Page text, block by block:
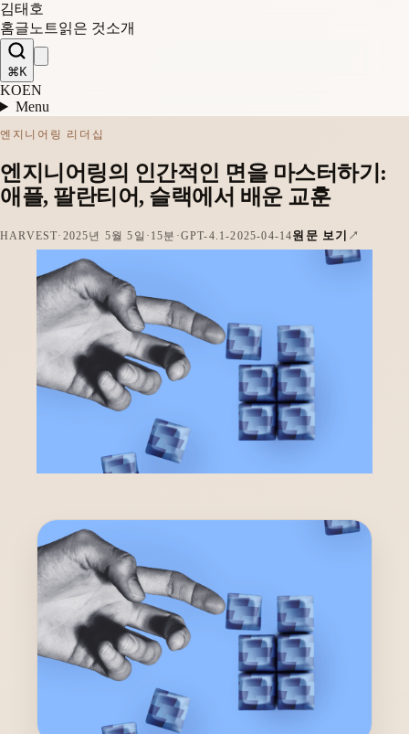
김태호
홈글 노트읽은 것소개
⌘K
KOEN
Menu
엔지니어링 리더십
엔지니어링의 인간적인 면을 마스터하기:
애플, 팔란티어, 슬랙에서 배운 교훈
HARVEST· 2025년 5월 5일 · 15분 ·GPT-4.1-2025-04-14원문 보기